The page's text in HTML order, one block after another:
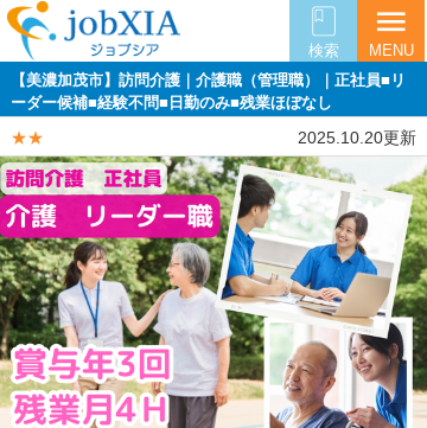
検索
menu
MENU
【美濃加茂市】訪問介護｜介護職（管理職）｜正社員■リ
ーダー候補■経験不問■日勤のみ■残業ほぼなし
★★ 2025.10.20更新